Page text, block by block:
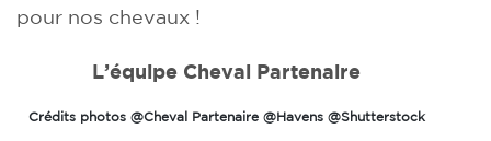
pour nos chevaux !
L’équipe Cheval Partenaire
Crédits photos @Cheval Partenaire @Havens @Shutterstock